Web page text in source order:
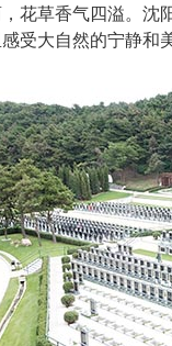
花草香气四溢。沈
受大自然的宁静和